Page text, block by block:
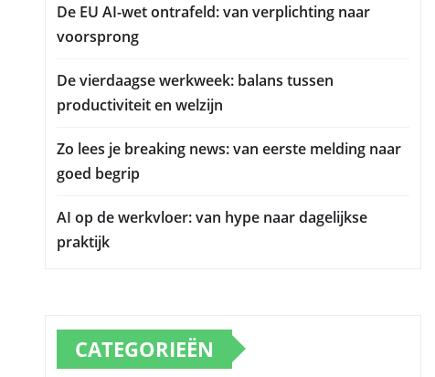
De EU AI-wet ontrafeld: van verplichting naar
voorsprong
De vierdaagse werkweek: balans tussen
productiviteit en welzijn
Zo lees je breaking news: van eerste melding naar
goed begrip
AI op de werkvloer: van hype naar dagelijkse
praktijk
CATEGORIEËN